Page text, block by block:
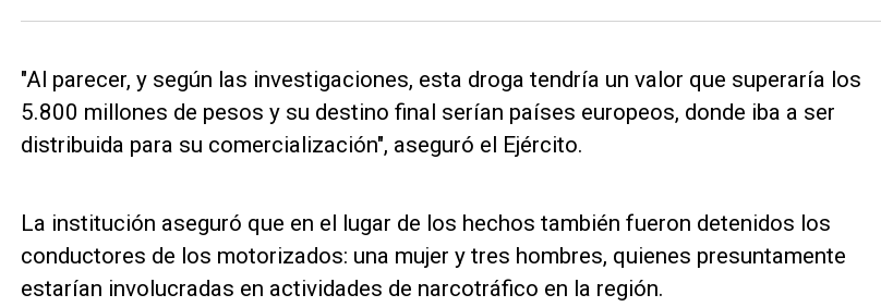
"Al parecer, y según las investigaciones, esta droga tendría un valor que superaría los
5.800 millones de pesos y su destino final serían países europeos, donde iba a ser
distribuida para su comercialización", aseguró el Ejército.
La institución aseguró que en el lugar de los hechos también fueron detenidos los
conductores de los motorizados: una mujer y tres hombres, quienes presuntamente
estarían involucradas en actividades de narcotráfico en la región.